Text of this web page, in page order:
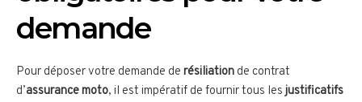
demande
Pour déposer votre demande de résiliation de contrat
d’assurance moto, il est impératif de fournir tous lesjustificatifs